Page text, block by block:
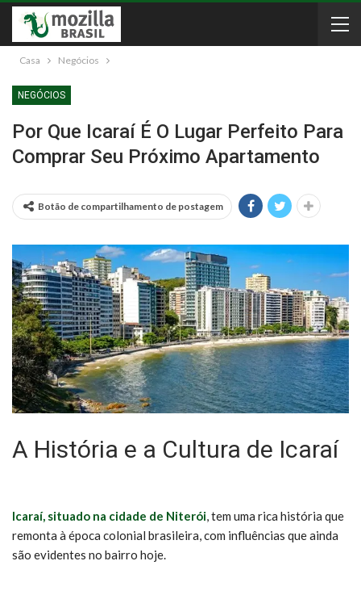
Casa Negócios
NEGÓCIOS
Por Que Icaraí É O Lugar Perfeito Para
Comprar Seu Próximo Apartamento
Botão de compartilhamento de postagem
A História e a Cultura de Icaraí
Icaraí, situado na cidade de Niterói, tem uma rica história que
remonta à época colonial brasileira, com influências que ainda
são evidentes no bairro hoje.